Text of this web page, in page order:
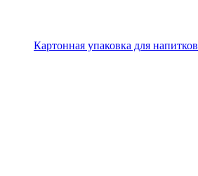
Картонная упаковка для напитков